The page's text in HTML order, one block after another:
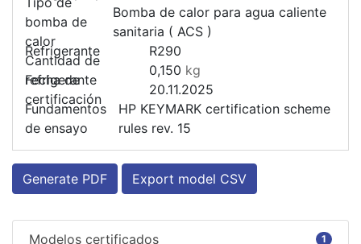
bomba de
calor
Bomba de calor para agua caliente
sanitaria ( ACS )
Refrigerante
R290
Cantidad de
refrigerante
0,150 kg
Fecha de
certificación
20.11.2025
Fundamentos
de ensayo
HP KEYMARK certification scheme
rules rev. 15
Generate PDF Export model CSV
Modelos certificados 1